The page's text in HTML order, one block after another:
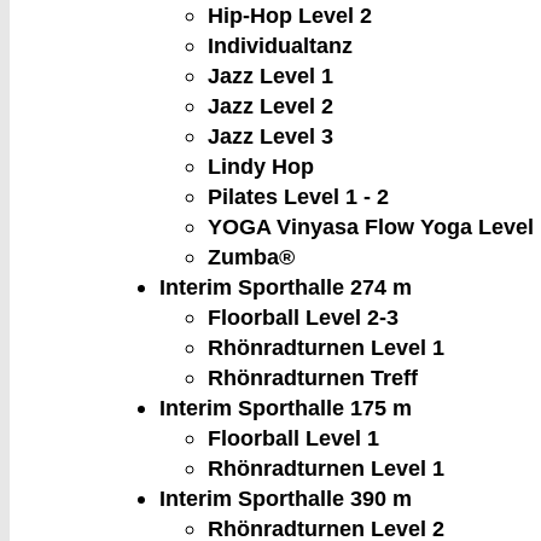
Hip-Hop Level 2
Individualtanz
Jazz Level 1
Jazz Level 2
Jazz Level 3
Lindy Hop
Pilates Level 1 - 2
YOGA Vinyasa Flow Yoga Level
Zumba®
Interim Sporthalle 274 m
Floorball Level 2-3
Rhönradturnen Level 1
Rhönradturnen Treff
Interim Sporthalle 175 m
Floorball Level 1
Rhönradturnen Level 1
Interim Sporthalle 390 m
Rhönradturnen Level 2